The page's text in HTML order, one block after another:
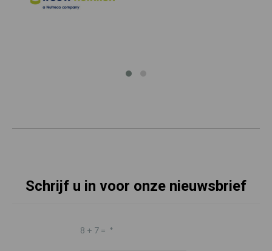
Schrijf u in voor onze nieuwsbrief
8 + 7 = *